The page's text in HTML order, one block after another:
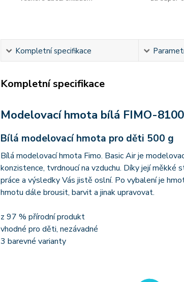
Kompletní specifikace
Kompletní specifikace
Modelovací hmota bílá FIMO-
Bílá modelovací hmota pro děti 500 g
Bílá modelovací hmota Fimo. Basic Air je
konzistence, tvrdnoucí na vzduchu. Díky její
práce a výsledky Vás jistě oslní. Po vybalení je
hmotu dále brousit, barvit a jinak upravovat.
z 97 % přírodní produkt
vhodné pro děti, nezávadné
3 barevné varianty